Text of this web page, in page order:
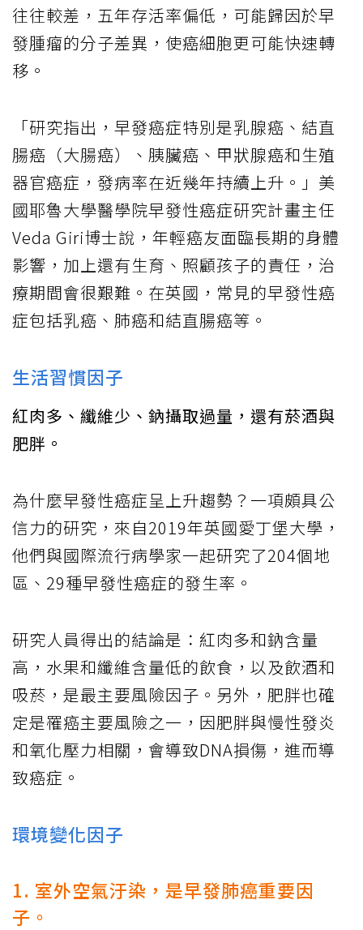
往往較差，五年存活率偏低，可能歸因於早
發腫瘤的分子差異，使癌細胞更可能快速轉
移。
「研究指出，早發癌症特別是乳腺癌、結直
腸癌（大腸癌）、胰臟癌、甲狀腺癌和生殖
器官癌症，發病率在近幾年持續上升。」美
國耶魯大學醫學院早發性癌症研究計畫主任
Veda Giri博士說，年輕癌友面臨長期的身體
影響，加上還有生育、照顧孩子的責任，治
療期間會很艱難。在英國，常見的早發性癌
症包括乳癌、肺癌和結直腸癌等。
生活習慣因子
紅肉多、纖維少、鈉攝取過量，還有菸酒與
肥胖。
為什麼早發性癌症呈上升趨勢？一項頗具公
信力的研究，來自2019年英國愛丁堡大學，
他們與國際流行病學家一起研究了204個地
區、29種早發性癌症的發生率。
研究人員得出的結論是：紅肉多和鈉含量
高，水果和纖維含量低的飲食，以及飲酒和
吸菸，是最主要風險因子。另外，肥胖也確
定是罹癌主要風險之一，因肥胖與慢性發炎
和氧化壓力相關，會導致DNA損傷，進而導
致癌症。
環境變化因子
1. 室外空氣汙染，是早發肺癌重要因
子。